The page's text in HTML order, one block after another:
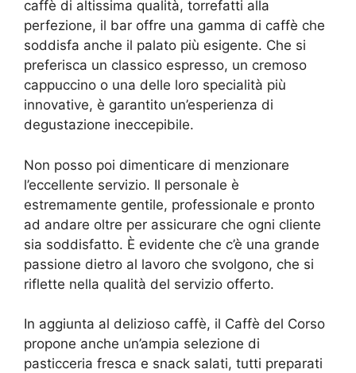
caffè di altissima qualità, torrefatti alla
perfezione, il bar offre una gamma di caffè che
soddisfa anche il palato più esigente. Che si
preferisca un classico espresso, un cremoso
cappuccino o una delle loro specialità più
innovative, è garantito un’esperienza di
degustazione ineccepibile.
Non posso poi dimenticare di menzionare
l’eccellente servizio. Il personale è
estremamente gentile, professionale e pronto
ad andare oltre per assicurare che ogni cliente
sia soddisfatto. È evidente che c’è una grande
passione dietro al lavoro che svolgono, che si
riflette nella qualità del servizio offerto.
In aggiunta al delizioso caffè, il Caffè del Corso
propone anche un’ampia selezione di
pasticceria fresca e snack salati, tutti preparati